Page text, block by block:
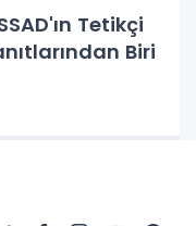
Tetikçi
Biri